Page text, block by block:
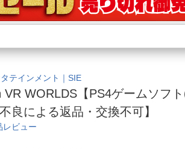
がす
らさがす
からさがす
テインメント｜SIE
VR WORLDS【PS4ゲームソフト
良による返品・交換不可】
レビュー